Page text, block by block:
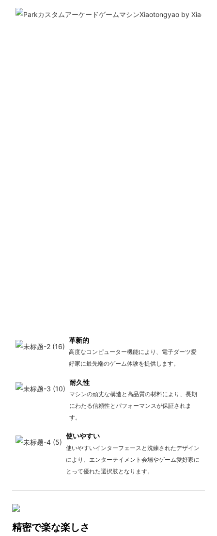
革新的
高度なコンピューター機能により、電子ダーツ愛
好家に最先端のゲーム体験を提供します。
耐久性
マシンの頑丈な構造と高品質の材料により、長期
にわたる信頼性とパフォーマンスが保証されま
す。
使いやすい
使いやすいインターフェースと洗練されたデザイン
により、エンターテイメント会場やゲーム愛好家に
とって優れた選択肢となります。
精密で楽な楽しさ